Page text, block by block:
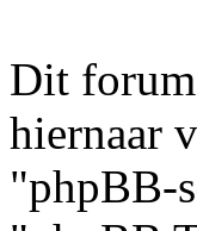
Dit
hiernaar
"phpBB-